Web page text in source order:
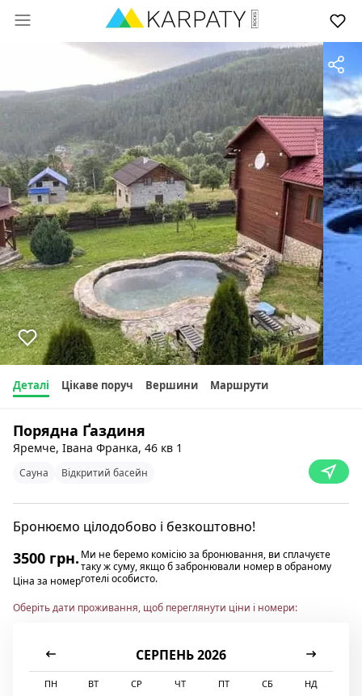
Деталі Цікаве поруч Вершини Маршрути
Порядна Ґаздиня
Яремче, Івана Франка, 46 кв 1
Сауна Відкритий басейн
Бронюємо цілодобово і безкоштовно!
3500 грн.
Ціна за номер
Ми не беремо комісію за бронювання, ви сплачуєте
таку ж суму, якщо б забронювали номер в обраному
готелі особисто.
Оберіть дати проживання, щоб переглянути ціни і номери:
СЕРПЕНЬ 2026
ПН ВТ СР ЧТ ПТ СБ НД